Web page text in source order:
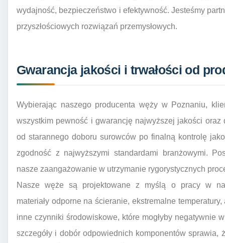
wydajność, bezpieczeństwo i efektywność. Jesteśmy
przyszłościowych rozwiązań przemysłowych.
Gwarancja jakości i trwałości od
Wybierając naszego producenta węży w Poznaniu,
wszystkim pewność i gwarancję najwyższej jakości oraz
od starannego doboru surowców po finalną kontrolę
zgodność z najwyższymi standardami branżowymi.
nasze zaangażowanie w utrzymanie rygorystycznych
Nasze węże są projektowane z myślą o pracy w
materiały odporne na ścieranie, ekstremalne
inne czynniki środowiskowe, które mogłyby negatywnie
szczegóły i dobór odpowiednich komponentów